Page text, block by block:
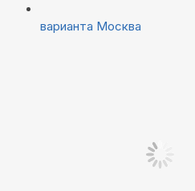
варианта Москва